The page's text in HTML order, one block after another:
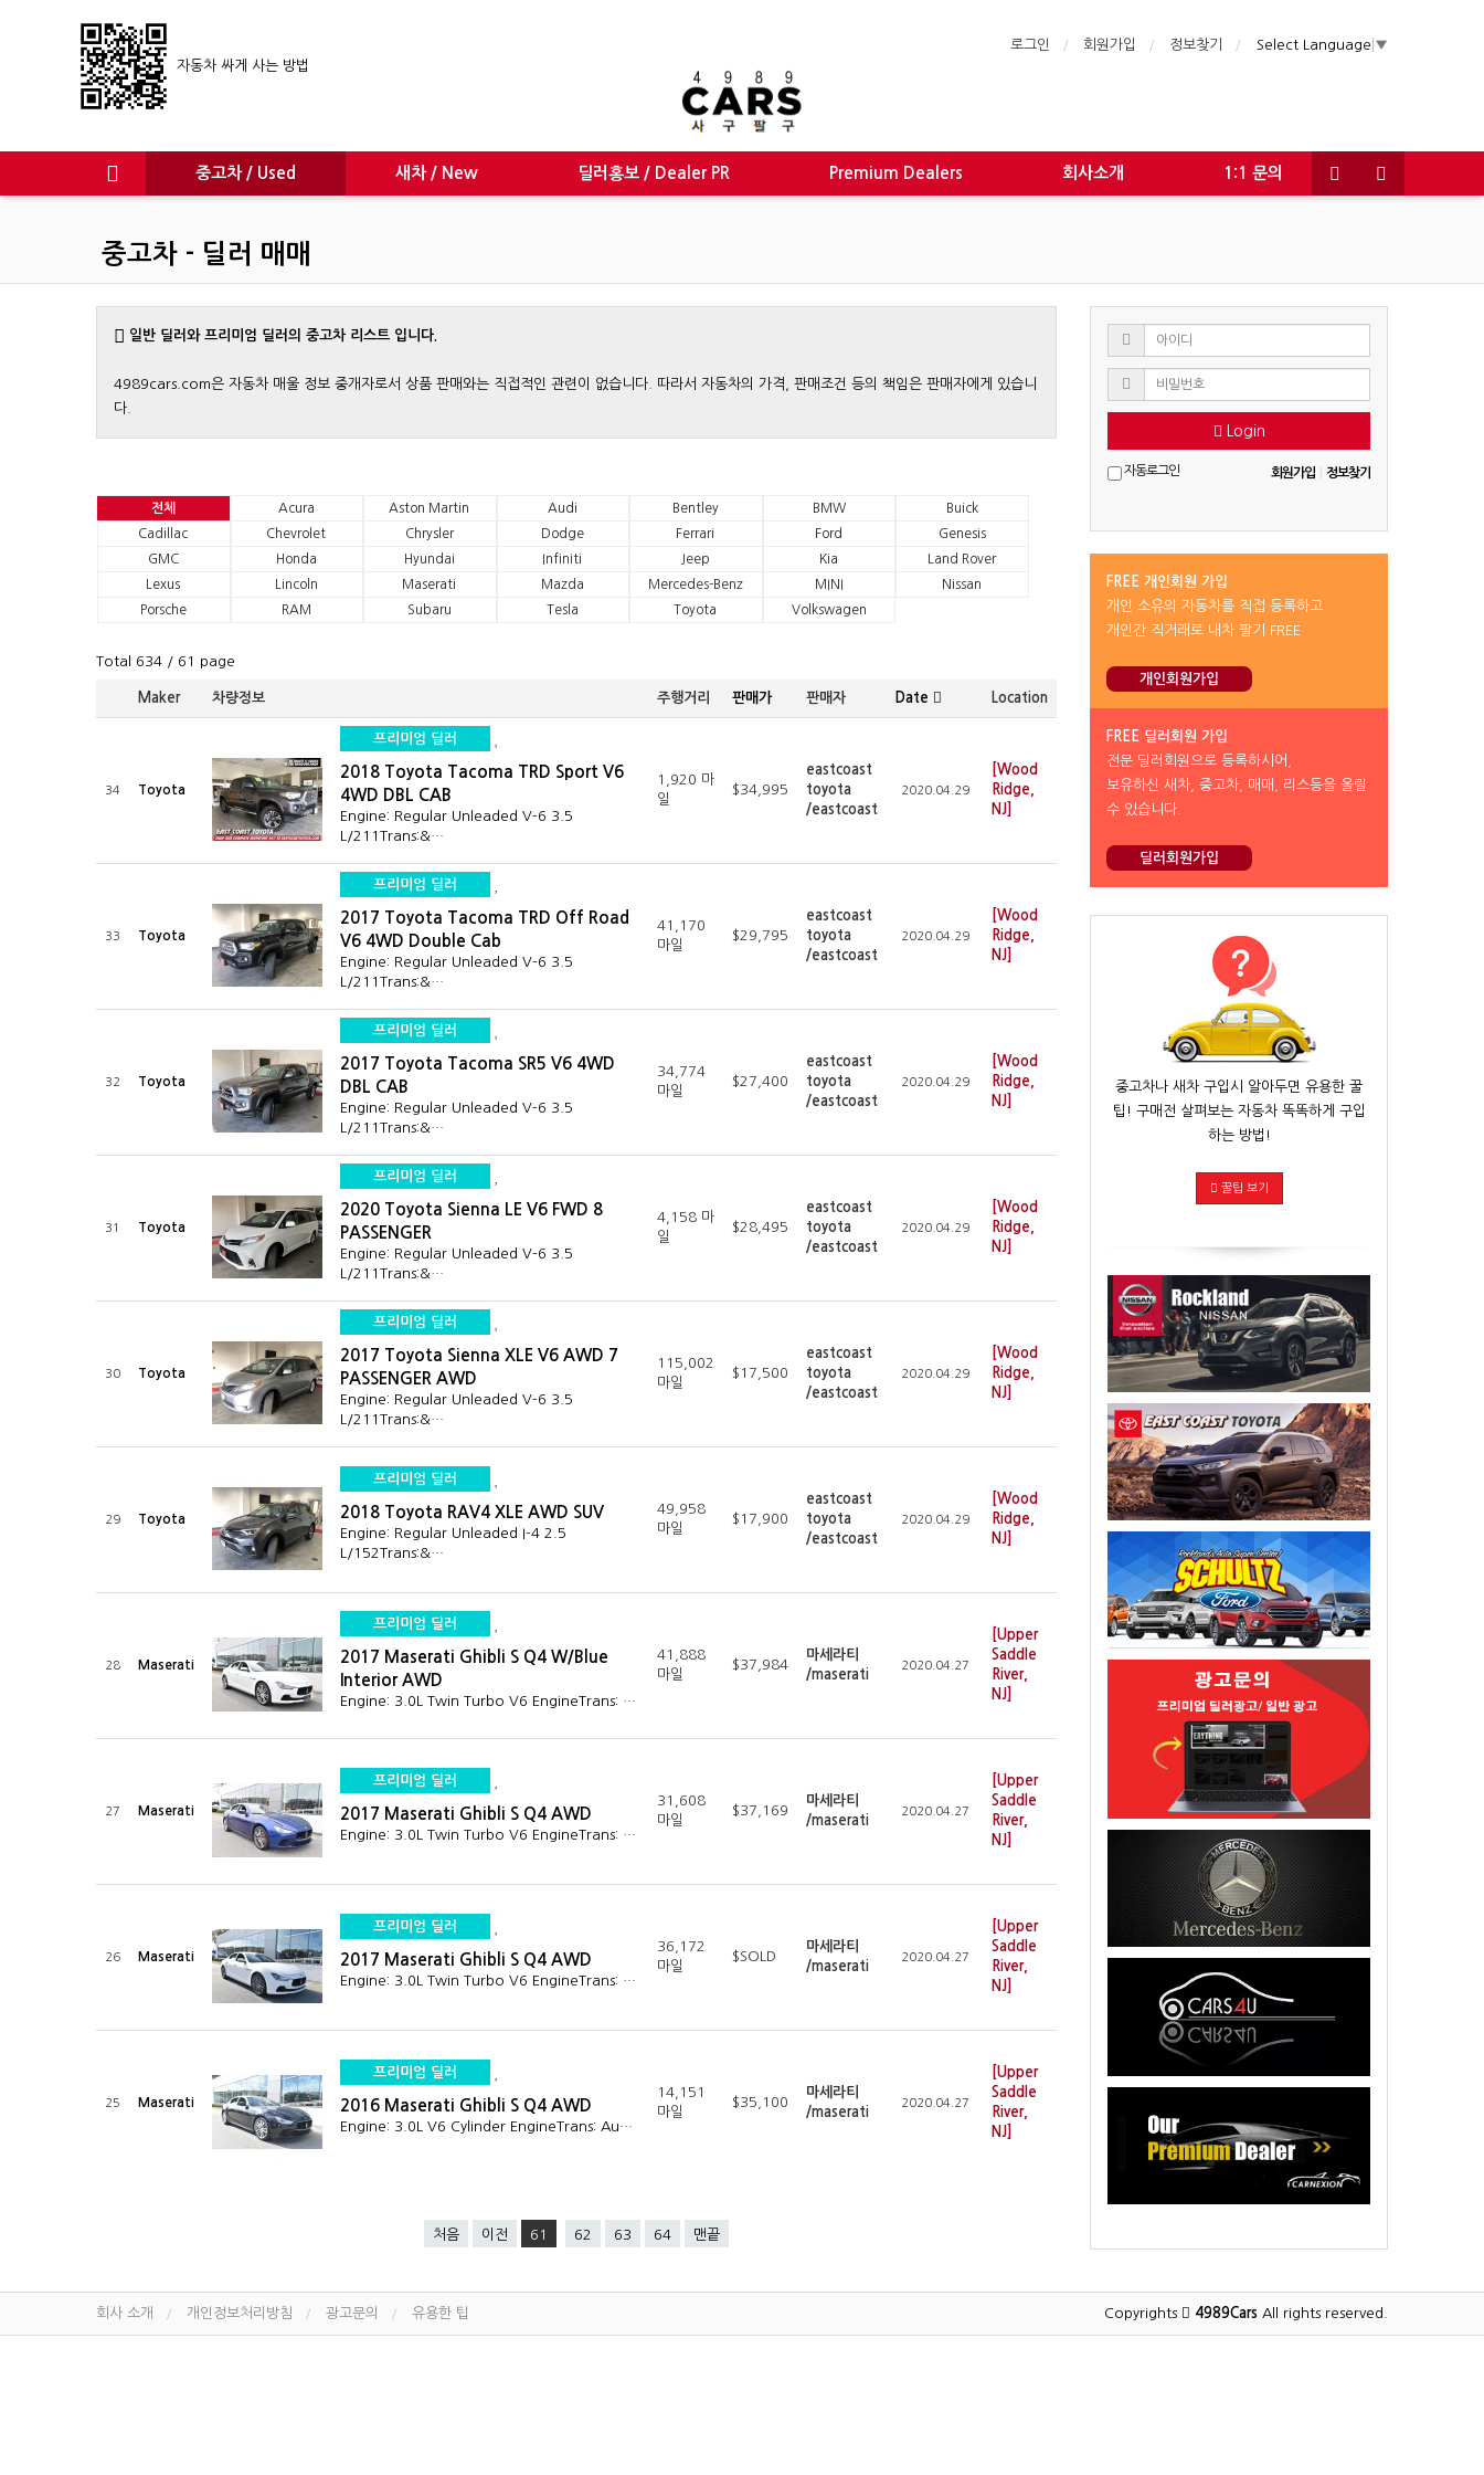
자동차 싸게 사는 방법
로그인 회원가입 정보찾기 Select Language ▼
중고차 / Used 새차 / New 딜러홍보 / Dealer PR Premium Dealers 회사소개 1:1 문의
중고차 - 딜러 매매
일반 딜러와 프리미엄 딜러의 중고차 리스트 입니다.
4989cars.com은 자동차 매울 정보 중개자로서 상품 판매와는 직접적인 관련이 없습니다. 따라서 자동차의 가격, 판매조건 등의 책임은 판매자에게 있습니
다.
전체 Acura Aston Martin Audi Bentley BMW
Buick
Cadillac
Chevrolet Chrysler Dodge Ferrari Ford
Genesis
GMC
Honda Hyundai Infiniti Jeep Kia
Land Rover
Lexus
Lincoln Maserati Mazda Mercedes-Benz MINI
Nissan
Porsche
RAM Subaru Tesla Toyota Volkswagen
Total 634 / 61 page
Maker 차량정보 주행거리 판매가 판매자 Date Location
34 Toyota
프리미엄 딜러
2018 Toyota Tacoma TRD Sport V6
4WD DBL CAB
Engine: Regular Unleaded V-6 3.5
L/211Trans:&…
1,920 마
일
$34,995
eastcoast
toyota
/eastcoast
2020.04.29
[Wood
Ridge,
NJ]
33 Toyota
프리미엄 딜러
2017 Toyota Tacoma TRD Off Road
V6 4WD Double Cab
Engine: Regular Unleaded V-6 3.5
L/211Trans:&…
41,170
마일
$29,795
eastcoast
toyota
/eastcoast
2020.04.29
[Wood
Ridge,
NJ]
32 Toyota
프리미엄 딜러
2017 Toyota Tacoma SR5 V6 4WD
DBL CAB
Engine: Regular Unleaded V-6 3.5
L/211Trans:&…
34,774
마일
$27,400
eastcoast
toyota
/eastcoast
2020.04.29
[Wood
Ridge,
NJ]
31 Toyota
프리미엄 딜러
2020 Toyota Sienna LE V6 FWD 8
PASSENGER
Engine: Regular Unleaded V-6 3.5
L/211Trans:&…
4,158 마
일
$28,495
eastcoast
toyota
/eastcoast
2020.04.29
[Wood
Ridge,
NJ]
30 Toyota
프리미엄 딜러
2017 Toyota Sienna XLE V6 AWD 7
PASSENGER AWD
Engine: Regular Unleaded V-6 3.5
L/211Trans:&…
115,002
마일
$17,500
eastcoast
toyota
/eastcoast
2020.04.29
[Wood
Ridge,
NJ]
29 Toyota
프리미엄 딜러
2018 Toyota RAV4 XLE AWD SUV
Engine: Regular Unleaded I-4 2.5
L/152Trans:&…
49,958
마일
$17,900
eastcoast
toyota
/eastcoast
2020.04.29
[Wood
Ridge,
NJ]
28 Maserati
프리미엄 딜러
2017 Maserati Ghibli S Q4 W/Blue
Interior AWD
Engine: 3.0L Twin Turbo V6 EngineTrans: …
41,888
마일
$37,984
마세라티
/maserati
2020.04.27
[Upper
Saddle
River,
NJ]
27 Maserati
프리미엄 딜러
2017 Maserati Ghibli S Q4 AWD
Engine: 3.0L Twin Turbo V6 EngineTrans: …
31,608
마일
$37,169
마세라티
/maserati
2020.04.27
[Upper
Saddle
River,
NJ]
26 Maserati
프리미엄 딜러
2017 Maserati Ghibli S Q4 AWD
Engine: 3.0L Twin Turbo V6 EngineTrans: …
36,172
마일
$SOLD
마세라티
/maserati
2020.04.27
[Upper
Saddle
River,
NJ]
25 Maserati
프리미엄 딜러
2016 Maserati Ghibli S Q4 AWD
Engine: 3.0L V6 Cylinder EngineTrans: Au…
14,151
마일
$35,100
마세라티
/maserati
2020.04.27
[Upper
Saddle
River,
NJ]
처음 이전 61 62 63 64 맨끝
Login
자동로그인 회원가입 정보찾기
FREE 개인회원 가입
개인 소유의 자동차를 직접 등록하고
개인간 직거래로 내차 팔기 FREE
개인회원가입
FREE 딜러회원 가입
전문 딜러회원으로 등록하시어,
보유하신 새차, 중고차, 매매, 리스등을 올릴
수 있습니다.
딜러회원가입
중고차나 새차 구입시 알아두면 유용한 꿀
팁! 구매전 살펴보는 자동차 똑똑하게 구입
하는 방법!
꿀팁 보기
회사 소개 개인정보처리방침 광고문의 유용한 팁 Copyrights 4989Cars All rights reserved.